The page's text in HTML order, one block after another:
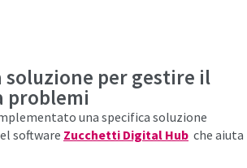
per gestire il
problemi
una specifica soluzione
software Zucchetti Digital Hub che aiuta